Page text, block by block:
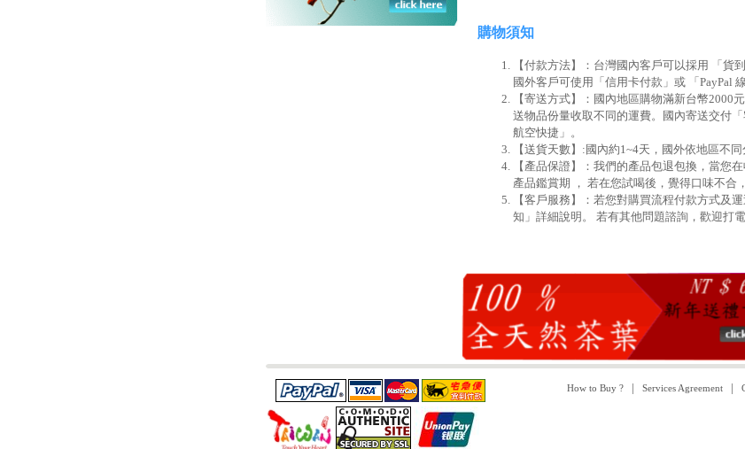
購物須知
【付款方法】：台灣國內客戶可以採用 「貨
國外客戶可使用「信用卡付款」或 「PayPal
【寄送方式】：國內地區購物滿新台幣2000
送物品份量收取不同的運費。國內寄送交付
航空快捷」。
【送貨天數】:國內約1~4天，國外依地區不同
【產品保證】：我們的產品包退包換，當您
產品鑑賞期 ， 若在您試喝後，覺得口味不合
【客戶服務】：若您對購買流程付款方式及
知」詳細說明。 若有其他問題諮詢，歡迎打
How to Buy ?| Services Agreement|